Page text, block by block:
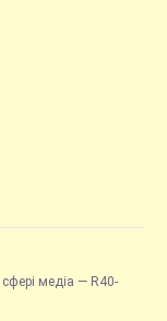
сфері медіа — R40-